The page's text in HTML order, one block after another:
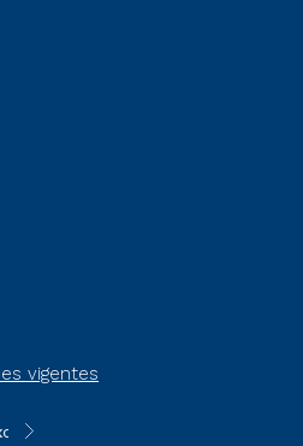
vigentes
prova on-line ou
**Semipresencial é um formato do